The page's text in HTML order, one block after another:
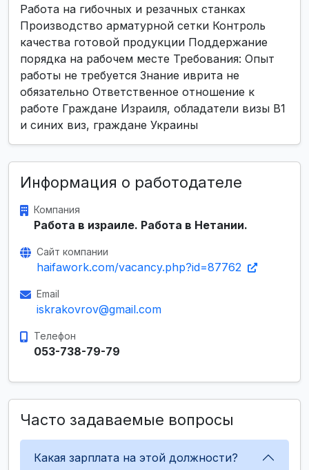
Работа на гибочных и резачных станках
Производство арматурной сетки Контроль
качества готовой продукции Поддержание
порядка на рабочем месте Требования: Опыт
работы не требуется Знание иврита не
обязательно Ответственное отношение к
работе Граждане Израиля, обладатели визы B1
и синих виз, граждане Украины
Информация о работодателе
Компания
Работа в израиле. Работа в Нетании.
Сайт компании
haifawork.com/vacancy.php?id=87762
Email
iskrakovrov@gmail.com
Телефон
053-738-79-79
Часто задаваемые вопросы
Какая зарплата на этой должности?